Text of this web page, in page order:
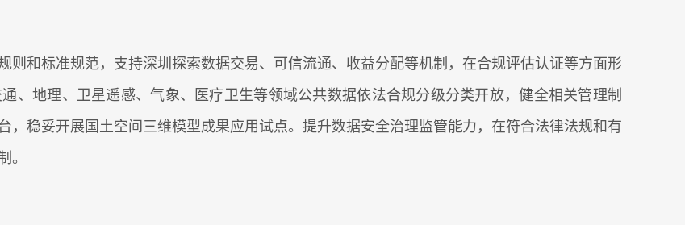
和标准规范，支持深圳探索数据交易、可信流通、收益分配等机制，在合规评估认证等方面形
、地理、卫星遥感、气象、医疗卫生等领域公共数据依法合规分级分类开放，健全相关管理制
，稳妥开展国土空间三维模型成果应用试点。提升数据安全治理监管能力，在符合法律法规和有
。